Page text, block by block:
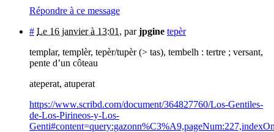
Répondre à ce message
# Le 16 janvier à 13:01 , parjpgine tepèr
templar, templèr, tepèr/tupèr (> tas), tembelh : tertre ; versant,
pente d’un côteau
ateperat, atuperat
https://www.scribd.com/document/364827760/Los-Gentiles-
de-Los-Pirineos-y-Los-